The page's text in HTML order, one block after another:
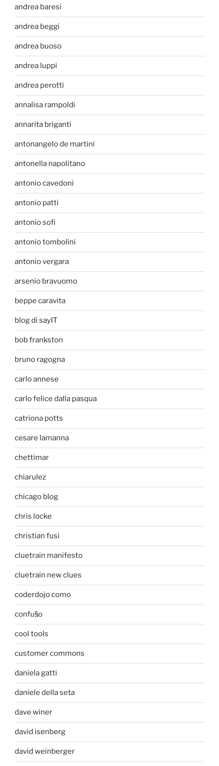
andrea baresi
andrea beggi
andrea buoso
andrea luppi
andrea perotti
annalisa rampoldi
annarita briganti
antonangelo de martini
antonella napolitano
antonio cavedoni
antonio patti
antonio sofi
antonio tombolini
antonio vergara
arsenio bravuomo
beppe caravita
blog di sayIT
bob frankston
bruno ragogna
carlo annese
carlo felice dalla pasqua
catriona potts
cesare lamanna
chettimar
chiarulez
chicago blog
chris locke
christian fusi
cluetrain manifesto
cluetrain new clues
coderdojo como
confu§o
cool tools
customer commons
daniela gatti
daniele della seta
dave winer
david isenberg
david weinberger